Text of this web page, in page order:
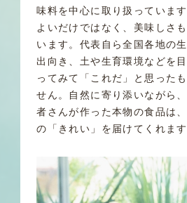
味料を中心に取り扱っています
よいだけではなく、美味しさ
います。代表自ら全国各地の
出向き、土や生育環境などを
ってみて「これだ」と思った
せん。自然に寄り添いながら
者さんが作った本物の食品は
の「きれい」を届けてくれます